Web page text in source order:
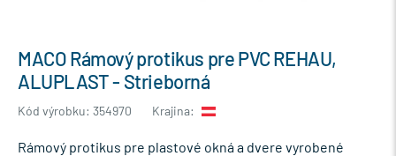
MACO Rámový protikus pre PVC REHAU,
ALUPLAST - Strieborná
Kód výrobku: 354970 Krajina:
Rámový protikus pre plastové okná a dvere vyrobené